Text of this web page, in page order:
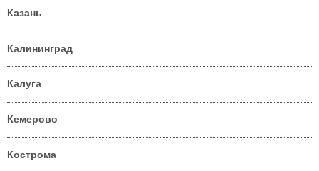
Казань
Калининград
Калуга
Кемерово
Кострома